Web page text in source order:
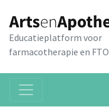
Educatieplatform voor
farmacotherapie en FTO